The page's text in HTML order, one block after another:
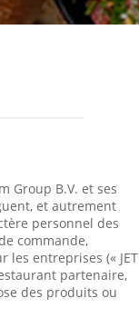
Group B.V. et ses
et autrement
personnel des
commande,
les entreprises (« JET
partenaire,
des produits ou